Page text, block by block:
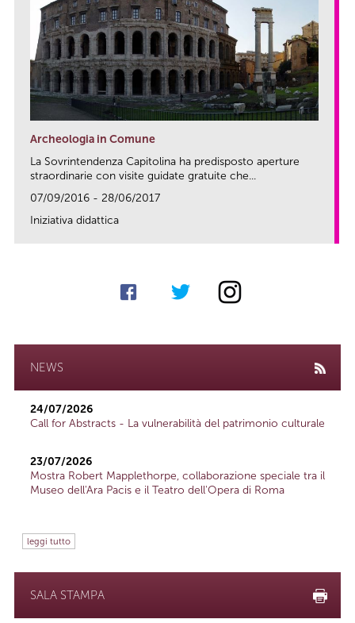
Archeologia in Comune
La Sovrintendenza Capitolina ha predisposto aperture
straordinarie con visite guidate gratuite che...
07/09/2016 - 28/06/2017
Iniziativa didattica
NEWS
24/07/2026
Call for Abstracts - La vulnerabilità del patrimonio culturale
23/07/2026
Mostra Robert Mapplethorpe, collaborazione speciale tra il
Museo dell'Ara Pacis e il Teatro dell'Opera di Roma
leggi tutto
SALA STAMPA